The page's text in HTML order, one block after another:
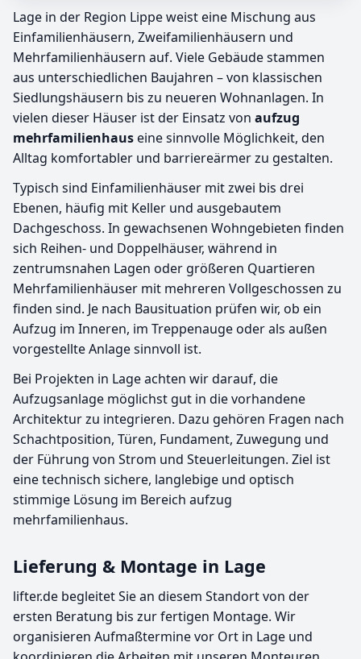
Lage in der Region Lippe weist eine Mischung aus
Einfamilienhäusern, Zweifamilienhäusern und
Mehrfamilienhäusern auf. Viele Gebäude stammen
aus unterschiedlichen Baujahren – von klassischen
Siedlungshäusern bis zu neueren Wohnanlagen. In
vielen dieser Häuser ist der Einsatz von aufzug
mehrfamilienhauseine sinnvolle Möglichkeit, den
Alltag komfortabler und barriereärmer zu gestalten.
Typisch sind Einfamilienhäuser mit zwei bis drei
Ebenen, häufig mit Keller und ausgebautem
Dachgeschoss. In gewachsenen Wohngebieten finden
sich Reihen- und Doppelhäuser, während in
zentrumsnahen Lagen oder größeren Quartieren
Mehrfamilienhäuser mit mehreren Vollgeschossen zu
finden sind. Je nach Bausituation prüfen wir, ob ein
Aufzug im Inneren, im Treppenauge oder als außen
vorgestellte Anlage sinnvoll ist.
Bei Projekten in Lage achten wir darauf, die
Aufzugsanlage möglichst gut in die vorhandene
Architektur zu integrieren. Dazu gehören Fragen nach
Schachtposition, Türen, Fundament, Zuwegung und
der Führung von Strom und Steuerleitungen. Ziel ist
eine technisch sichere, langlebige und optisch
stimmige Lösung im Bereich aufzug
mehrfamilienhaus.
Lieferung & Montage in Lage
lifter.de begleitet Sie an diesem Standort von der
ersten Beratung bis zur fertigen Montage. Wir
organisieren Aufmaßtermine vor Ort in Lage und